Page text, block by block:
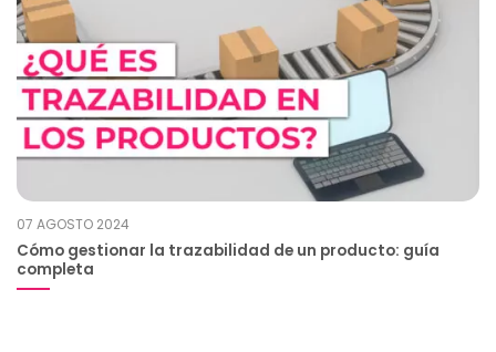
07 AGOSTO 2024
Cómo gestionar la trazabilidad de un producto: guía
completa